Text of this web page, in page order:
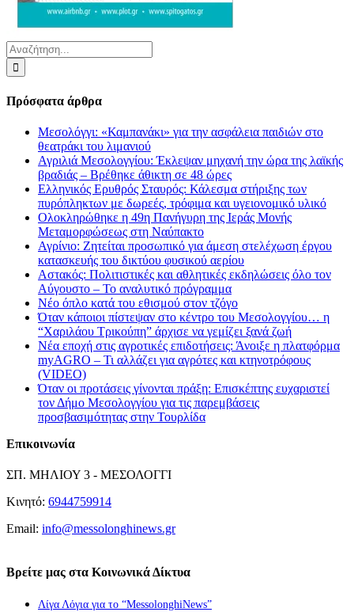
Αναζήτηση
για:
Πρόσφατα άρθρα
Μεσολόγγι: «Καμπανάκι» για την ασφάλεια παιδιών στο
θεατράκι του λιμανιού
Αγριλιά Μεσολογγίου: Έκλεψαν μηχανή την ώρα της λαϊκής
βραδιάς – Βρέθηκε άθικτη σε 48 ώρες
Ελληνικός Ερυθρός Σταυρός: Κάλεσμα στήριξης των
πυρόπληκτων με δωρεές, τρόφιμα και υγειονομικό υλικό
Ολοκληρώθηκε η 49η Πανήγυρη της Ιεράς Μονής
Μεταμορφώσεως στη Ναύπακτο
Αγρίνιο: Ζητείται προσωπικό για άμεση στελέχωση έργου
κατασκευής του δικτύου φυσικού αερίου
Αστακός: Πολιτιστικές και αθλητικές εκδηλώσεις όλο τον
Αύγουστο – Το αναλυτικό πρόγραμμα
Νέο όπλο κατά του εθισμού στον τζόγο
Όταν κάποιοι πίστεψαν στο κέντρο του Μεσολογγίου… η
“Χαριλάου Τρικούπη” άρχισε να γεμίζει ξανά ζωή
Νέα εποχή στις αγροτικές επιδοτήσεις: Άνοιξε η πλατφόρμα
myAGRO – Τι αλλάζει για αγρότες και κτηνοτρόφους
(VIDEO)
Όταν οι προτάσεις γίνονται πράξη: Επισκέπτης ευχαριστεί
τον Δήμο Μεσολογγίου για τις παρεμβάσεις
προσβασιμότητας στην Τουρλίδα
Επικοινωνία
ΣΠ. ΜΗΛΙΟΥ 3 - ΜΕΣΟΛΟΓΓΙ
Κινητό: 6944759914
Email: info@messolonghinews.gr
Βρείτε μας στα Κοινωνικά Δίκτυα
Λίγα Λόγια για το “MessolonghiNews”